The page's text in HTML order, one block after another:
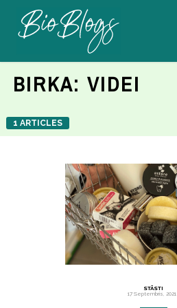
BIRKA: VIDEI
1 ARTICLES
STĀSTI
17 Septembris, 2021